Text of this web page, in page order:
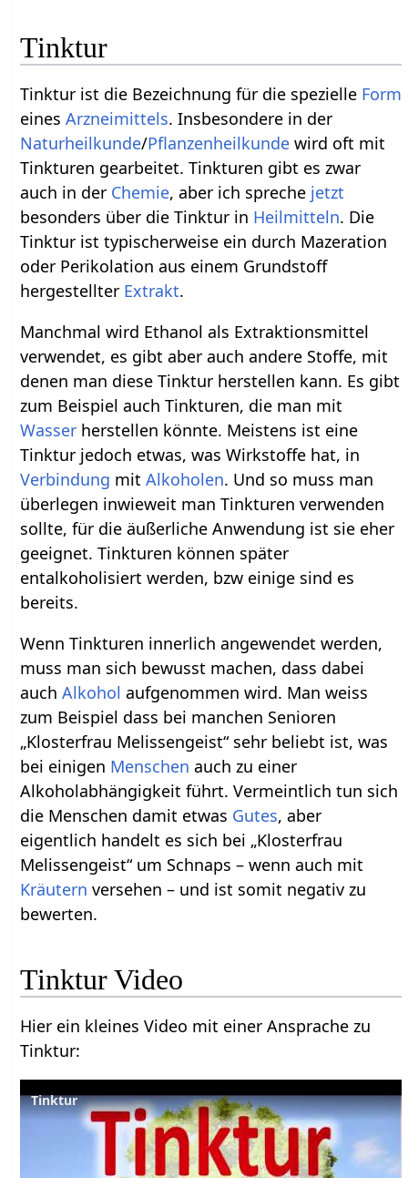
Tinktur
Tinktur ist die Bezeichnung für die spezielle Form
einesArzneimittels. Insbesondere in der
Naturheilkunde/Pflanzenheilkunde wird oft mit
Tinkturen gearbeitet. Tinkturen gibt es zwar
auch in der Chemie, aber ich spreche jetzt
besonders über die Tinktur in Heilmitteln. Die
Tinktur ist typischerweise ein durch Mazeration
oder Perikolation aus einem Grundstoff
hergestellter Extrakt.
Manchmal wird Ethanol als Extraktionsmittel
verwendet, es gibt aber auch andere Stoffe, mit
denen man diese Tinktur herstellen kann. Es gibt
zum Beispiel auch Tinkturen, die man mit
Wasser herstellen könnte. Meistens ist eine
Tinktur jedoch etwas, was Wirkstoffe hat, in
Verbindung mitAlkoholen. Und so muss man
überlegen inwieweit man Tinkturen verwenden
sollte, für die äußerliche Anwendung ist sie eher
geeignet. Tinkturen können später
entalkoholisiert werden, bzw einige sind es
bereits.
Wenn Tinkturen innerlich angewendet werden,
muss man sich bewusst machen, dass dabei
auchAlkohol aufgenommen wird. Man weiss
zum Beispiel dass bei manchen Senioren
„Klosterfrau Melissengeist“ sehr beliebt ist, was
bei einigen Menschen auch zu einer
Alkoholabhängigkeit führt. Vermeintlich tun sich
die Menschen damit etwas Gutes, aber
eigentlich handelt es sich bei „Klosterfrau
Melissengeist“ um Schnaps – wenn auch mit
Kräutern versehen – und ist somit negativ zu
bewerten.
Tinktur Video
Hier ein kleines Video mit einer Ansprache zu
Tinktur:
Tinktur